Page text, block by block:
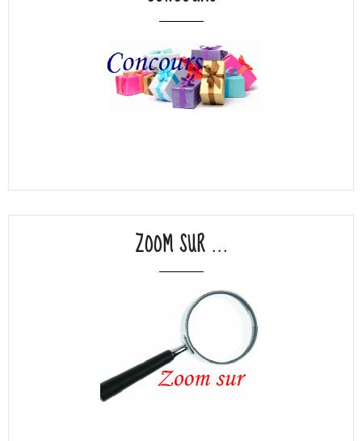
ZOOM SUR ...